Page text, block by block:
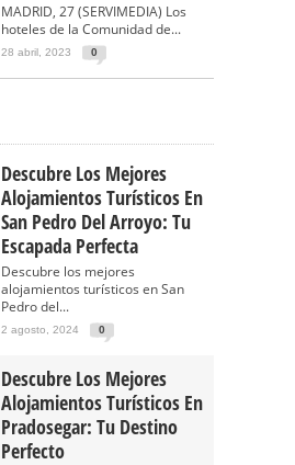
MADRID, 27 (SERVIMEDIA) Los
hoteles de la Comunidad de...
28 abril, 2023 0
Descubre Los Mejores
Alojamientos Turísticos En
San Pedro Del Arroyo: Tu
Escapada Perfecta
Descubre los mejores
alojamientos turísticos en San
Pedro del...
2 agosto, 2024 0
Descubre Los Mejores
Alojamientos Turísticos En
Pradosegar: Tu Destino
Perfecto